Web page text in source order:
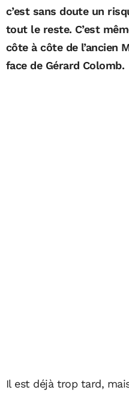
c’est sans doute un
tout le reste. C’est
côte à côte de l’ancien
face de Gérard Colomb.
Il est déjà trop tard,